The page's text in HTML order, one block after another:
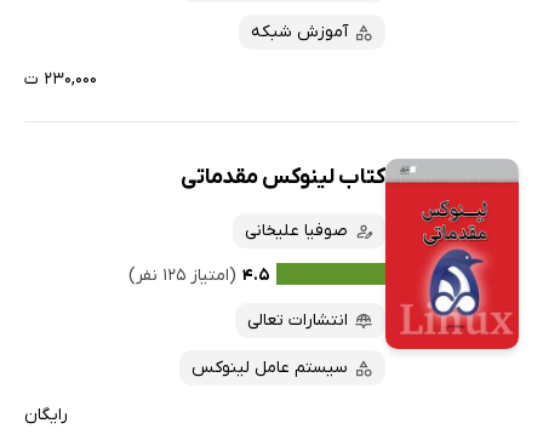
آموزش شبکه
۲۳۰,۰۰۰ ت
کتاب لینوکس مقدماتی
صوفیا علیخانی
۴.۵ (امتیاز ۱۲۵ نفر)
انتشارات تعالی
سیستم عامل لینوکس
رایگان